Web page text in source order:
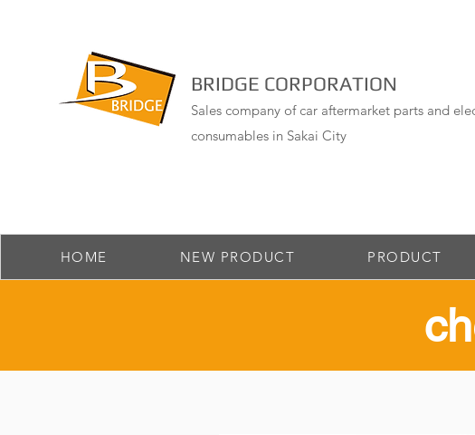
BRIDGE CORPORATION
Sales company of car aftermarket parts and
consumables in Sakai City
HOME NEW PRODUCT PRODUCT